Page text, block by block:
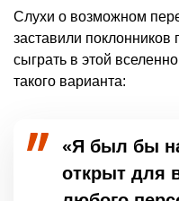
Слухи о возможном
заставили поклонников
сыграть в этой
такого варианта:
«Я был бы
открыт для